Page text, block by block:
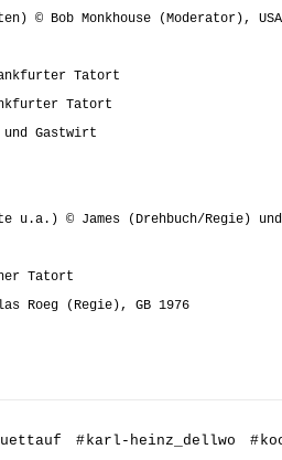
Monkhouse (Moderator), USA/
Tatort
Tatort
Gastwirt
u.a.) © James (Drehbuch/Regie)
Tatort
Roeg (Regie), GB 1976
# karl-heinz_dellwo #